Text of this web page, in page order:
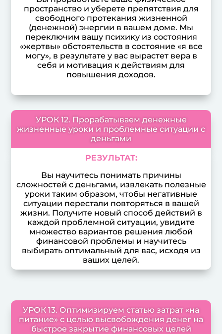
пространство и уберете препятствия для
свободного протекания жизненной
(денежной) энергии в вашем доме. Мы
переключим вашу психику из состояния
«жертвы» обстоятельств в состояние «я все
могу», в результате у вас вырастет вера в
себя и мотивация к действиям для
повышения доходов.
УРОК 12. Прорабатываем денежные
жизненные уроки и проблемные ситуации с
деньгами
РЕЗУЛЬТАТ:
Вы научитесь понимать причины
сложностей с деньгами, извлекать полезные
уроки таким образом, чтобы негативные
ситуации перестали повторяться в вашей
жизни. Получите новый способ действий в
каждой проблемной ситуации, увидите
множество вариантов решения любой
финансовой проблемы и научитесь
выбирать оптимальный для вас, исходя из
ваших целей.
УРОК 13. Оптимизируем статью затрат «на
питание» с целью высвобождения денег на
быстрое закрытие финансовых целей